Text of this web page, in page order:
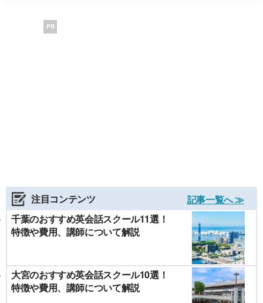
PR
注目コンテンツ
記事一覧へ ≫
千葉のおすすめ英会話スクール11選！
特徴や費用、講師について解説
大宮のおすすめ英会話スクール10選！
特徴や費用、講師について解説